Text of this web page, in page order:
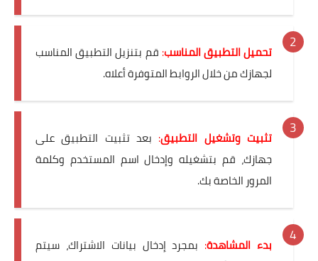
تحميل التطبيق المناسب: قم بتنزيل التطبيق المناسب
لجهازك من خلال الروابط المتوفرة أعلاه.
تثبيت وتشغيل التطبيق: بعد تثبيت التطبيق على
جهازك، قم بتشغيله وإدخال اسم المستخدم وكلمة
المرور الخاصة بك.
بدء المشاهدة: بمجرد إدخال بيانات الاشتراك، سيتم